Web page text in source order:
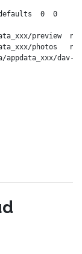
0  0
preview
photos
dav-